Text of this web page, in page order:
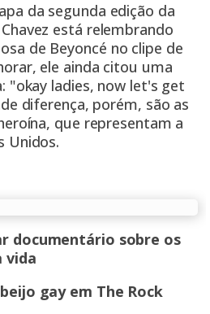
da segunda edição da
está relembrando
de Beyoncé no clipe de
ele ainda citou uma
"okay ladies, now let's get
diferença, porém, são as
que representam a
Unidos.
documentário sobre os
vida
gay em The Rock